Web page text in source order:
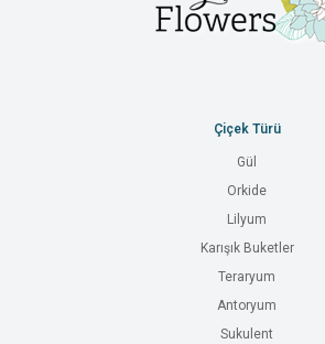
Çiçek Türü
Gül
Orkide
Lilyum
Karışık Buketler
Teraryum
Antoryum
Sukulent